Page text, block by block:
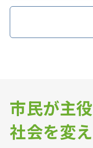
市民が主
社会を変